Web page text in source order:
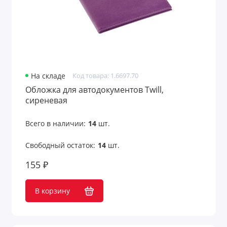
Лазерные указки
Маски для лица
Мягкие игрушки
Надувные диваны, стулья
На складе Код товара: 1.6697.70
Обложка для автодокументов Twill,
сиреневая
Всего в наличии: 14шт.
Свободный остаток: 14шт.
155 ₽
В корзину